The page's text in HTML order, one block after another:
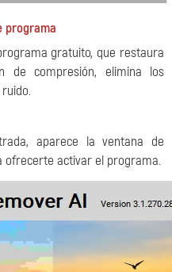
programa
gratuito, que restaura
de compresión, elimina los
ruido.
aparece la ventana de
ofrecerte activar el programa.